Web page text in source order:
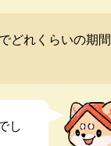
どれくらいの期間
し